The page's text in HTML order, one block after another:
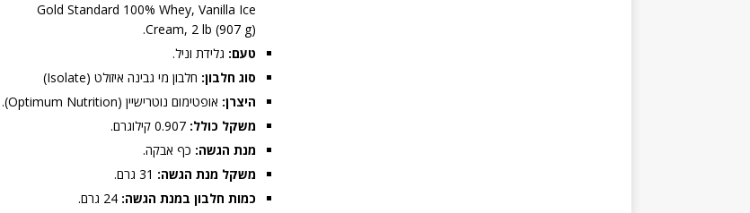
Gold Standard 100% Whey, Vanilla Ice
Cream, 2 lb (907 g).
טעם: גלידת וניל.
סוג חלבון: חלבון מי גבינה איזולט (Isolate)
היצרן: אופטימום נוטרישיין (Optimum Nutrition).
משקל כולל:
מנת הגשה: כף אבקה.
משקל מנת הגשה:
כמות חלבון במנת הגשה: